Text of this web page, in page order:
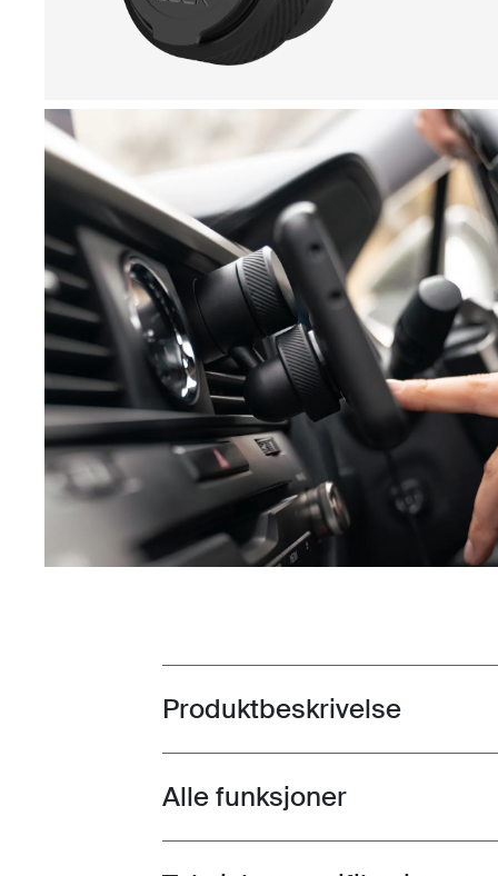
Toggle overview
Produktbeskrivelse
Toggle features
Alle funksjoner